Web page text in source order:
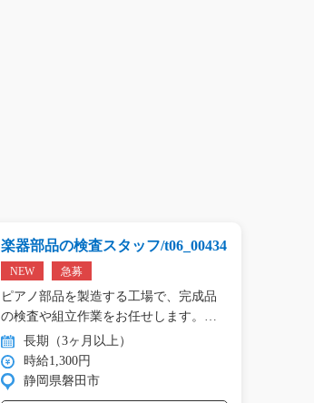
楽器部品の検査スタッフ/t06_00434
NEW 急募
ピアノ部品を製造する工場で、完成品
の検査や組立作業をお任せします。
目… 長期（3ヶ月以上）
時給1,300円
静岡県磐田市